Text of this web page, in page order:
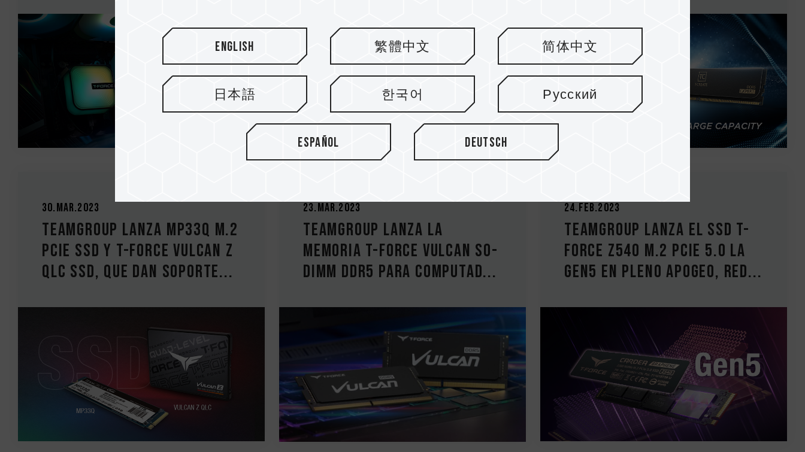
30.Mar.2023
TEAMGROUP lanza MP33Q M.2
PCIe SSD y T-FORCE VULCAN Z
QLC SSD, que dan soporte...
23.Mar.2023
TEAMGROUP lanza la
memoria T-FORCE VULCAN SO-
DIMM DDR5 para computad...
24.Feb.2023
TEAMGROUP lanza el SSD T-
FORCE Z540 M.2 PCIe 5.0 La
Gen5 en pleno apogeo, red...
English 繁體中文 简体中文
日本語 한국어 Русский
Español Deutsch